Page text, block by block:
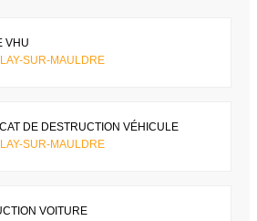
VHU
SUR-MAULDRE
DE DESTRUCTION VÉHICULE
SUR-MAULDRE
VOITURE